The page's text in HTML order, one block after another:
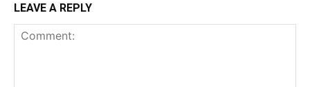
LEAVE A REPLY